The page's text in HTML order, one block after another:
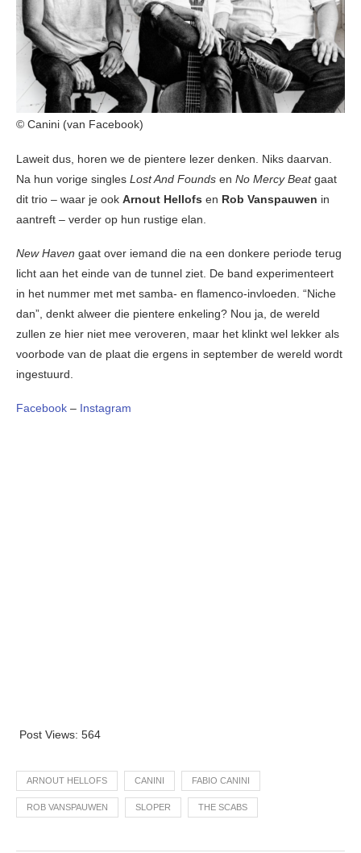
© Canini (van Facebook)
Laweit dus, horen we de pientere lezer denken. Niks daarvan.
Na hun vorige singles Lost And Founds en No Mercy Beatgaat
dit trio – waar je ook Arnout Hellofs en Rob Vanspauwen in
aantreft – verder op hun rustige elan.
New Haven gaat over iemand die na een donkere periode terug
licht aan het einde van de tunnel ziet. De band experimenteert
in het nummer met met samba- en flamenco-invloeden. “Niche
dan”, denkt alweer die pientere enkeling? Nou ja, de wereld
zullen ze hier niet mee veroveren, maar het klinkt wel lekker als
voorbode van de plaat die ergens in september de wereld wordt
ingestuurd.
Facebook – Instagram
Post Views: 564
ARNOUT HELLOFS CANINI FABIO CANINI
ROB VANSPAUWEN SLOPER THE SCABS